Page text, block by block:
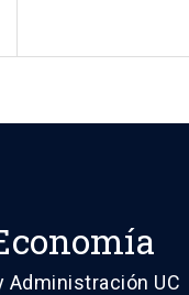
Administración UC